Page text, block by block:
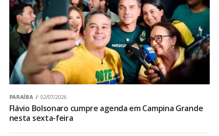
PARAÍBA 02/07/2026
Flávio Bolsonaro cumpre agenda em Campina Grande
nesta sexta-feira